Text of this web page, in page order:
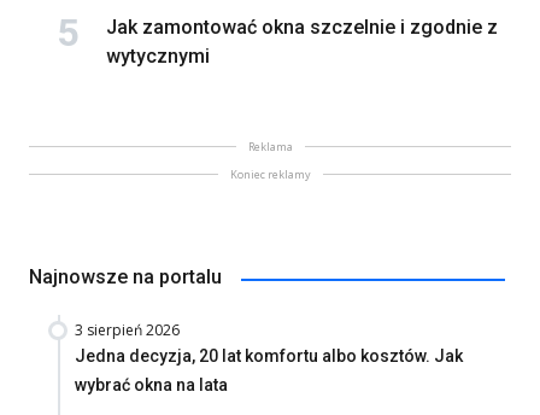
Jak zamontować okna szczelnie i zgodnie z
wytycznymi
Reklama
Koniec reklamy
Najnowsze na portalu
3 sierpień 2026
Jedna decyzja, 20 lat komfortu albo kosztów. Jak
wybrać okna na lata